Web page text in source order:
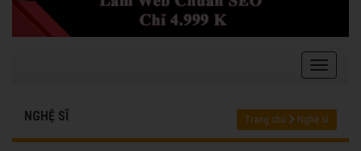
NGHỆ SĨ Trang chủ Nghệ sĩ